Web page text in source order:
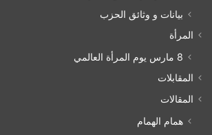
بيانات و وثائق الحزب
المرأة
8 مارس يوم المرأة العالمي
المقابلات
المقالات
همام الهمام